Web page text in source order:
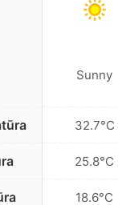
Sunny
32.7°C
25.8°C
18.6°C